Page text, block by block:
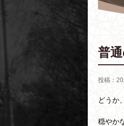
普
投稿：
どうか、
穏やか